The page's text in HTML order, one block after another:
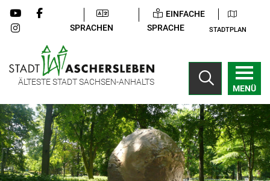
SPRACHEN
EINFACHE
SPRACHE
STADTPLAN
ÄLTESTE STADT SACHSEN-ANHALTS
MENÜ